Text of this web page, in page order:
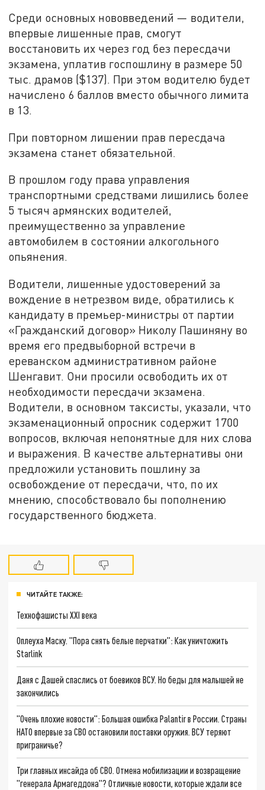
Среди основных нововведений — водители,
впервые лишенные прав, смогут
восстановить их через год без пересдачи
экзамена, уплатив госпошлину в размере 50
тыс. драмов ($137). При этом водителю будет
начислено 6 баллов вместо обычного лимита
в 13.
При повторном лишении прав пересдача
экзамена станет обязательной.
В прошлом году права управления
транспортными средствами лишились более
5 тысяч армянских водителей,
преимущественно за управление
автомобилем в состоянии алкогольного
опьянения.
Водители, лишенные удостоверений за
вождение в нетрезвом виде, обратились к
кандидату в премьер-министры от партии
«Гражданский договор» Николу Пашиняну во
время его предвыборной встречи в
ереванском административном районе
Шенгавит. Они просили освободить их от
необходимости пересдачи экзамена.
Водители, в основном таксисты, указали, что
экзаменационный опросник содержит 1700
вопросов, включая непонятные для них слова
и выражения. В качестве альтернативы они
предложили установить пошлину за
освобождение от пересдачи, что, по их
мнению, способствовало бы пополнению
государственного бюджета.
ЧИТАЙТЕ ТАКЖЕ:
Технофашисты XXI века
Оплеуха Маску. "Пора снять белые перчатки": Как уничтожить
Starlink
Даня с Дашей спаслись от боевиков ВСУ. Но беды для малышей не
закончились
"Очень плохие новости": Большая ошибка Palantir в России. Страны
НАТО впервые за СВО остановили поставки оружия. ВСУ теряют
приграничье?
Три главных инсайда об СВО. Отмена мобилизации и возвращение
"генерала Армагеддона"? Отличные новости, которые ждали все